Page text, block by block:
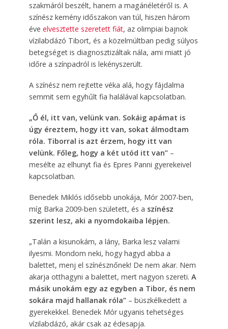
szakmáról beszélt, hanem a magánéletéről is. A
színész kemény időszakon van túl, hiszen három
éve elvesztette szeretett fiát, az olimpiai bajnok
vízilabdázó Tibort, és a közelmúltban pedig súlyos
betegséget is diagnosztizáltak nála, ami miatt jó
időre a színpadról is lekényszerült.
A színész nem rejtette véka alá, hogy fájdalma
semmit sem egyhűlt fia halálával kapcsolatban.
„Ő él, itt van, velünk van. Sokáig apámat is
úgy éreztem, hogy itt van, sokat álmodtam
róla. Tiborral is azt érzem, hogy itt van
velünk. Főleg, hogy a két utód itt van” –
mesélte az elhunyt fia és Epres Panni gyerekeivel
kapcsolatban.
Benedek Miklós idősebb unokája, Mór 2007-ben,
míg Barka 2009-ben született, és a színész
szerint lesz, aki a nyomdokaiba lépjen.
„Talán a kisunokám, a lány, Barka lesz valami
ilyesmi. Mondom neki, hogy hagyd abba a
balettet, menj el színésznőnek! De nem akar. Nem
akarja otthagyni a balettet, mert nagyon szereti. A
másik unokám egy az egyben a Tibor, és nem
sokára majd hallanak róla” – büszkélkedett a
gyerekekkel. Benedek Mór ugyanis tehetséges
vízilabdázó, akár csak az édesapja.